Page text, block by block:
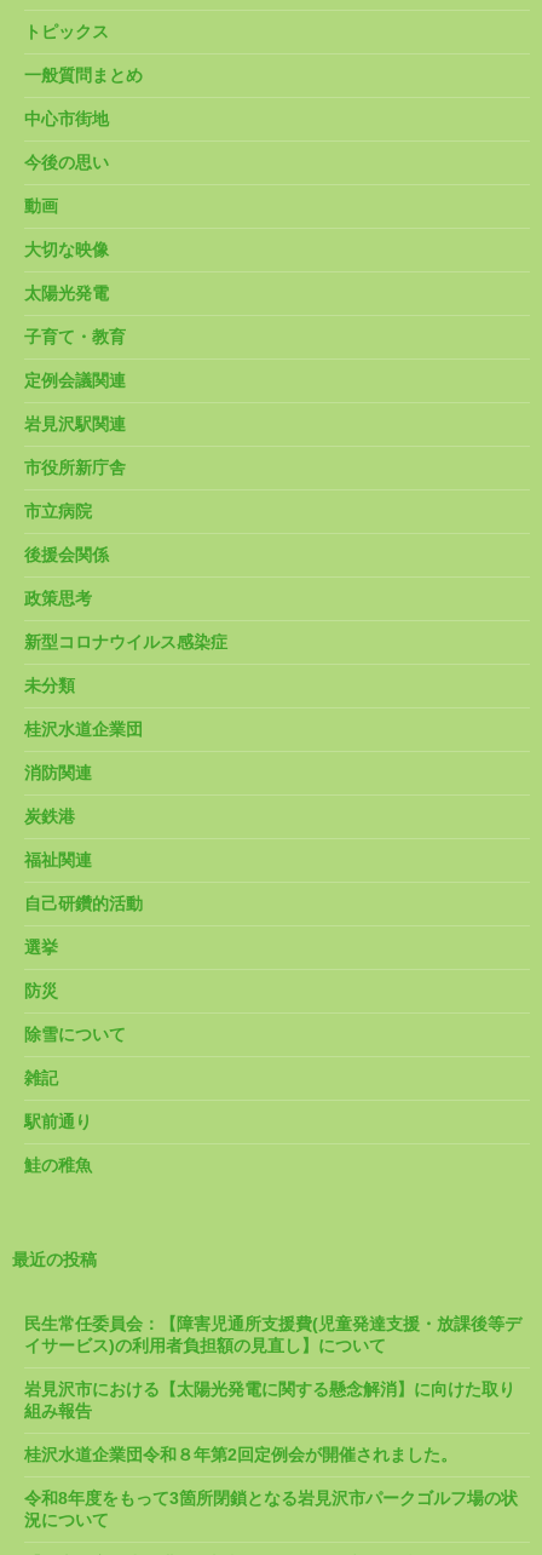
トピックス
一般質問まとめ
中心市街地
今後の思い
動画
大切な映像
太陽光発電
子育て・教育
定例会議関連
岩見沢駅関連
市役所新庁舎
市立病院
後援会関係
政策思考
新型コロナウイルス感染症
未分類
桂沢水道企業団
消防関連
炭鉄港
福祉関連
自己研鑽的活動
選挙
防災
除雪について
雑記
駅前通り
鮭の稚魚
最近の投稿
民生常任委員会：【障害児通所支援費(児童発達支援・放課後等デ
イサービス)の利用者負担額の見直し】について
岩見沢市における【太陽光発電に関する懸念解消】に向けた取り
組み報告
桂沢水道企業団令和８年第2回定例会が開催されました。
令和8年度をもって3箇所閉鎖となる岩見沢市パークゴルフ場の状
況について